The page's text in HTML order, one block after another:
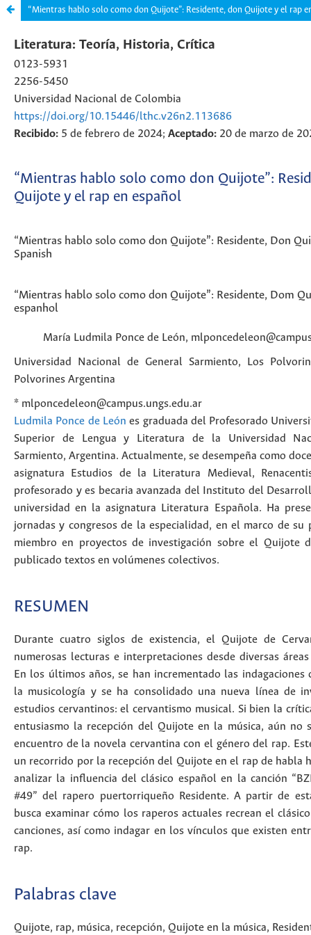
“Mientras hablo solo como don Quijote”: Residente, don Quijote y el rap